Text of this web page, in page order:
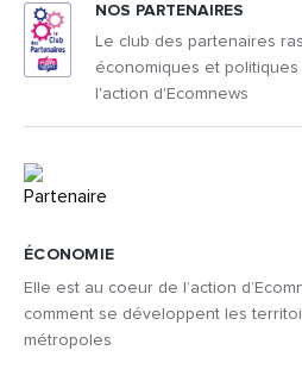
ÉCONOMIE
Elle est au coeur de l’action
comment se développent les
métropoles
NOS PARTENAIRES
Le club des partenaires
économiques et
l'action d'Ecomnews